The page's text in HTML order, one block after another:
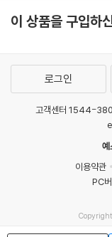
이 상품을 구입하
로그인
고객센터 1544-
예
이용약관
PC